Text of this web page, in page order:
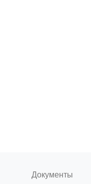
Документы